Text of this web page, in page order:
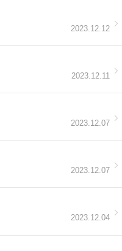
2023.12.12
2023.12.11
2023.12.07
2023.12.07
2023.12.04